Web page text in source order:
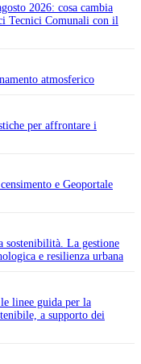
2026: cosa cambia
Tecnici Comunali con il
atmosferico
per affrontare i
e Geoportale
La gestione
e resilienza urbana
linee guida per la
a supporto dei